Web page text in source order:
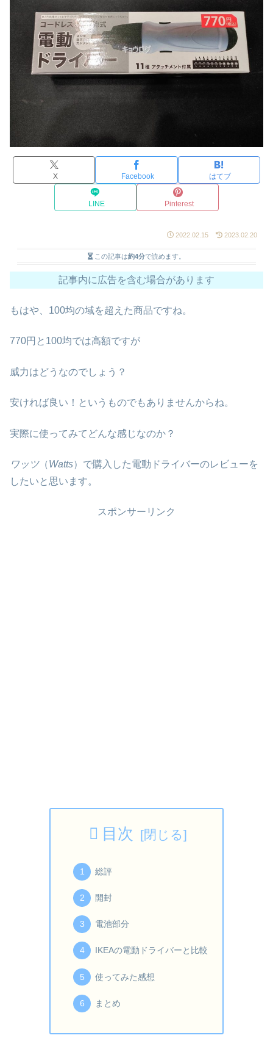
X Facebook はてブ
LINE Pinterest
2022.02.15 2023.02.20
この記事は約4分で読めます。
記事内に広告を含む場合があります
もはや、100均の域を超えた商品ですね。
770円と100均では高額ですが
威力はどうなのでしょう？
安ければ良い！というものでもありませんからね。
実際に使ってみてどんな感じなのか？
ワッツ（Watts）で購入した電動ドライバーのレビューを
したいと思います。
スポンサーリンク
目次
総評
開封
電池部分
IKEAの電動ドライバーと比較
使ってみた感想
まとめ